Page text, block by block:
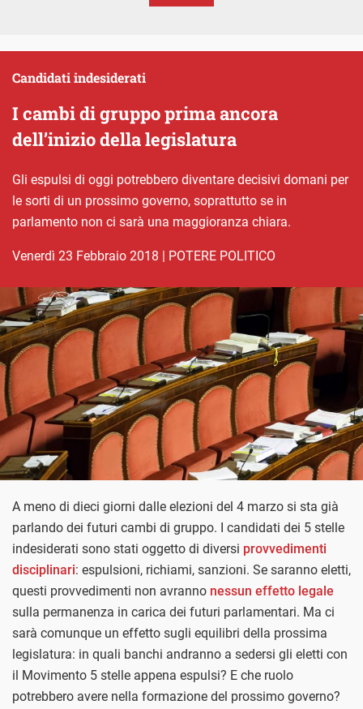
I cambi di gruppo prima ancora
dell’inizio della legislatura
Candidati indesiderati
Gli espulsi di oggi potrebbero diventare decisivi domani per
le sorti di un prossimo governo, soprattutto se in
parlamento non ci sarà una maggioranza chiara.
venerdì 23 Febbraio 2018 | POTERE POLITICO
A meno di dieci giorni dalle elezioni del 4 marzo si sta già
parlando dei futuri cambi di gruppo. I candidati dei 5 stelle
indesiderati sono stati oggetto di diversi provvedimenti
disciplinari: espulsioni, richiami, sanzioni. Se saranno eletti,
questi provvedimenti non avranno nessun effetto legale
sulla permanenza in carica dei futuri parlamentari. Ma ci
sarà comunque un effetto sugli equilibri della prossima
legislatura: in quali banchi andranno a sedersi gli eletti con
il Movimento 5 stelle appena espulsi? E che ruolo
potrebbero avere nella formazione del prossimo governo?